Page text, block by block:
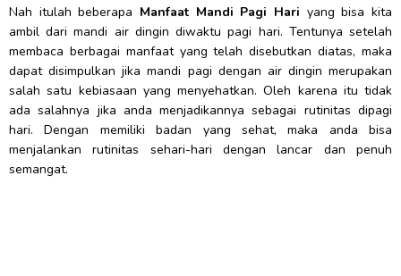
Nah itulah beberapa Manfaat Mandi Pagi Hari yang bisa kita
ambil dari mandi air dingin diwaktu pagi hari. Tentunya setelah
membaca berbagai manfaat yang telah disebutkan diatas, maka
dapat disimpulkan jika mandi pagi dengan air dingin merupakan
salah satu kebiasaan yang menyehatkan. Oleh karena itu tidak
ada salahnya jika anda menjadikannya sebagai rutinitas dipagi
hari. Dengan memiliki badan yang sehat, maka anda bisa
menjalankan rutinitas sehari-hari dengan lancar dan penuh
semangat.